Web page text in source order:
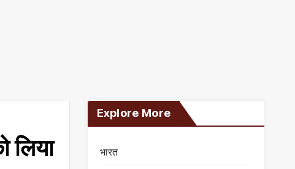
लिया
Explore More
भारत